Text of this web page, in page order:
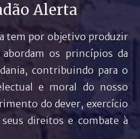
Alerta
tem por objetivo produzir
os princípios da
contribuindo para o
e moral do nosso
do dever, exercício
seus direitos e combate à